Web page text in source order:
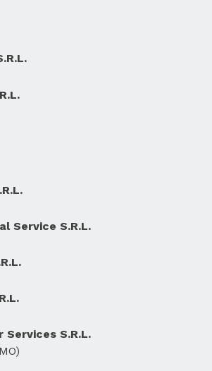
Service S.R.L.
Services S.R.L.